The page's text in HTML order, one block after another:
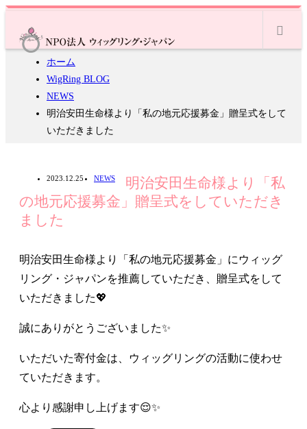
ホーム
WigRing BLOG
NEWS
明治安田生命様より「私の地元応援募金」贈呈式をして
いただきました
2023.12.25 NEWS
明治安田生命様より「私
の地元応援募金」贈呈式をしていただき
ました
明治安田生命様より「私の地元応援募金」にウィッグ
リング・ジャパンを推薦していただき、贈呈式をして
いただきました💖
誠にありがとうございました✨
いただいた寄付金は、ウィッグリングの活動に使わせ
ていただきます。
心より感謝申し上げます😌✨